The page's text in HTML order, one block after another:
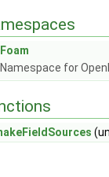
Foam
Namespace for